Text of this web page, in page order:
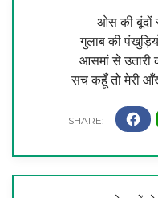
ओस की बूंदों से
गुलाब की
आसमां से उतारी
सच कहूँ तो मेरी